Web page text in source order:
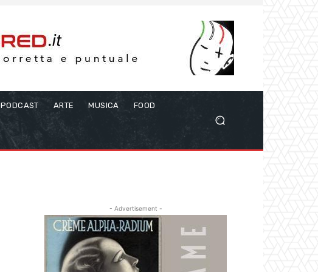
PODCAST ARTE MUSICA FOOD
- Advertisement -